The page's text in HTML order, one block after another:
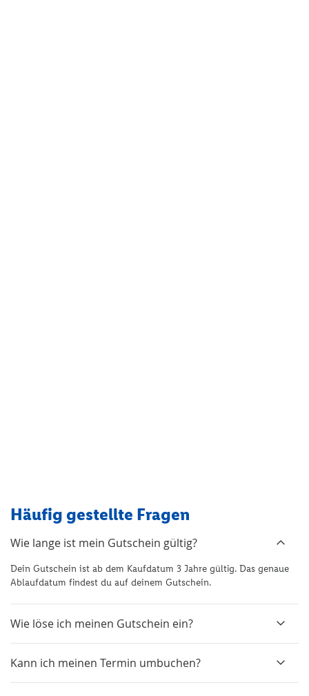
Häufig gestellte Fragen
Wie lange ist mein Gutschein gültig?
Dein Gutschein ist ab dem Kaufdatum 3 Jahre gültig. Das genaue
Ablaufdatum findest du auf deinem Gutschein.
Wie löse ich meinen Gutschein ein?
Kann ich meinen Termin umbuchen?